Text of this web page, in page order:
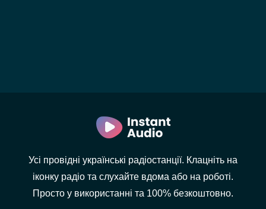
Усі провідні українські радіостанції. Клацніть на
іконку радіо та слухайте вдома або на роботі.
Просто у використанні та 100% безкоштовно.